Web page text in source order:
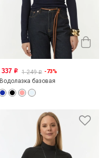
337 o 1 249o -73%
Водолазка базовая